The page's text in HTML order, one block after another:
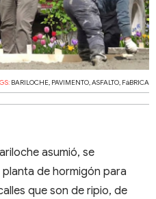
BARILOCHE, PAVIMENTO,ASFALTO, FáBRICA
asumió, se
de hormigón para
que son de ripio, de